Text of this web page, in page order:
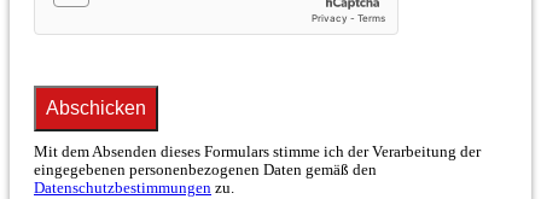
Abschicken
Mit dem Absenden dieses Formulars stimme ich der Verarbeitung der
eingegebenen personenbezogenen Daten gemäß den
Datenschutzbestimmungen zu.